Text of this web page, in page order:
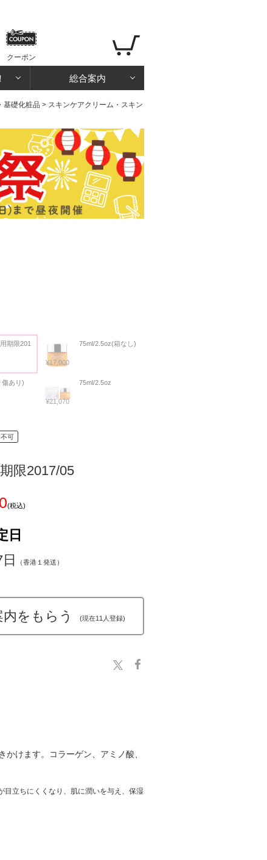
クーポン
総合案内
基礎化粧品 > スキンケアクリーム・スキン
期限201
¥17,000
75ml/2.5oz(箱なし)
傷あり)
¥21,070
75ml/2.5oz
可
限2017/05
(税込)
日
（香港１発送）
をもらう (現在11人登録)
けます。コラーゲン、アミノ酸、
目立ちにくくなり、肌に潤いを与え、保湿